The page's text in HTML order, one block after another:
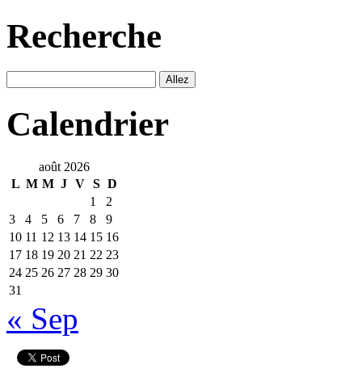
Recherche
Calendrier
août 2026
L M M J V S D
1
2
3
4 5 6 7 8
9
10 11 12 13 14 15 16
17 18 19 20 21 22 23
24 25 26 27 28 29 30
31
« Sep